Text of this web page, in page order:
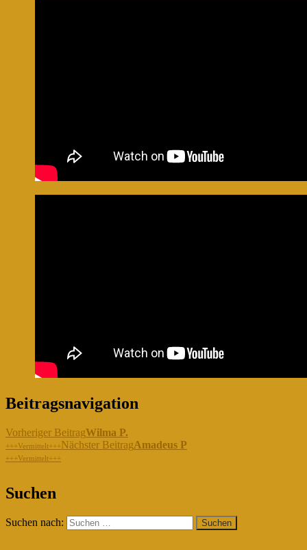
Beitragsnavigation
Vorheriger BeitragWilma P.
+++Vermittelt+++Nächster BeitragAmadeus P
+++Vermittelt+++
"Gemeinsam für die Hunde in
Rumänien!"
Suchen
Suchen nach: